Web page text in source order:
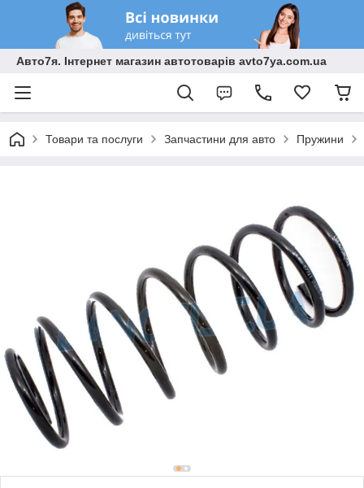
Авто7я. Інтернет магазин автотоварів avto7ya.com.ua
Товари та послуги Запчастини для авто Пружини